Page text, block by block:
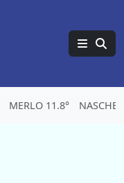
MERLO 11.8°